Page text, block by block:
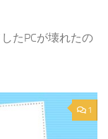
たPCが壊れたの
1